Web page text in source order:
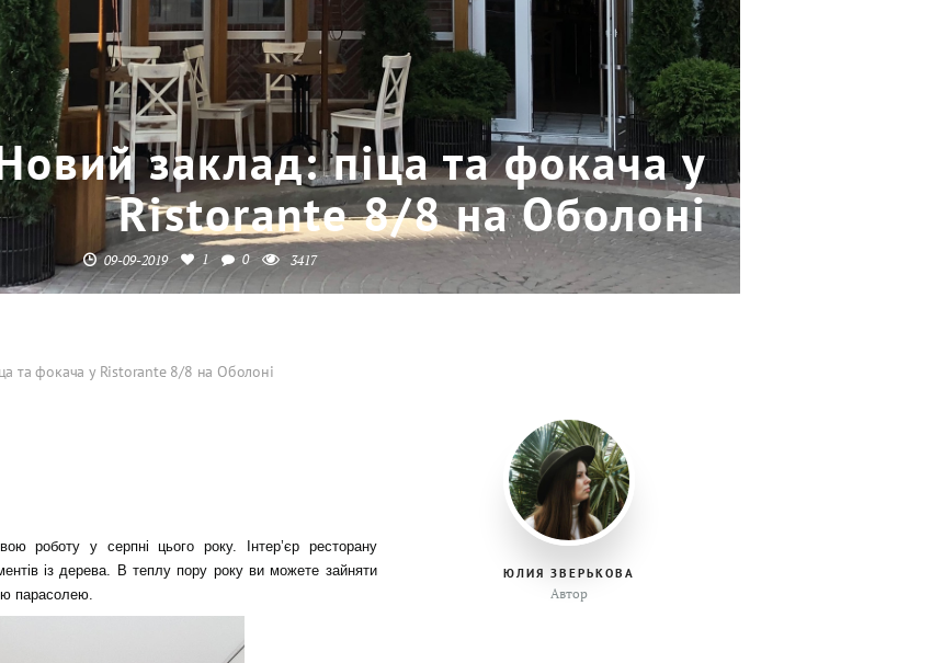
заклад: піца та фокача у
Ristorante 8/8 на Оболоні
09-09-2019 1 0 3417
та фокача у Ristorante 8/8 на Оболоні
роботу у серпні цього року. Інтер’єр ресторану
із дерева. В теплу пору року ви можете зайняти
парасолею.
ЮЛИЯ ЗВЕРЬКОВА
Автор